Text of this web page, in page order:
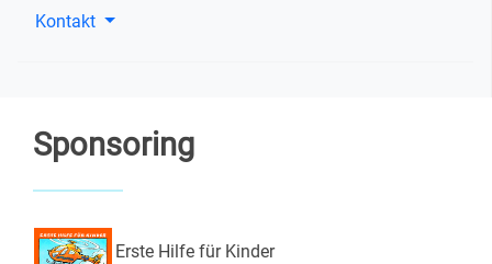
Kontakt
Sponsoring
Erste Hilfe für Kinder